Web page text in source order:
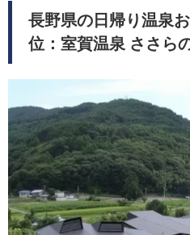
長野県の日帰り温泉
位：室賀温泉 ささら